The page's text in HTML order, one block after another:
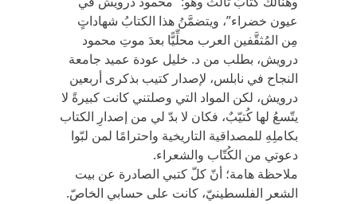
عيون خضراء”، ويتضمَّنُ هذا الكتابُ شهاداتٍ
مِن المُثقَّفين العرب محلِّيًّا بعدَ موتِ محمود
درويش، بطلب من د. خليل عودة عميد جامعة
النجاح في نابلس، لإصدار كتيب بذكرى أربعين
درويش، لكن المواد التي وصلتني كانت كبيرةً لا
يتّسعُ لها كُتيّبٌ، فكان لا بدّ لي من إصدارِ الكتاب
بكاملِهِ للمصداقية التاريخية واحترامًا لمن لبّوا
دعوتي من الكُتّاب والشعراء.
ملاحظة هامة؛ أنّ كلّ كتبي الصادرة عن بيت
الشعر الفلسطينيّ، كانت على حسابي الخاصّ.